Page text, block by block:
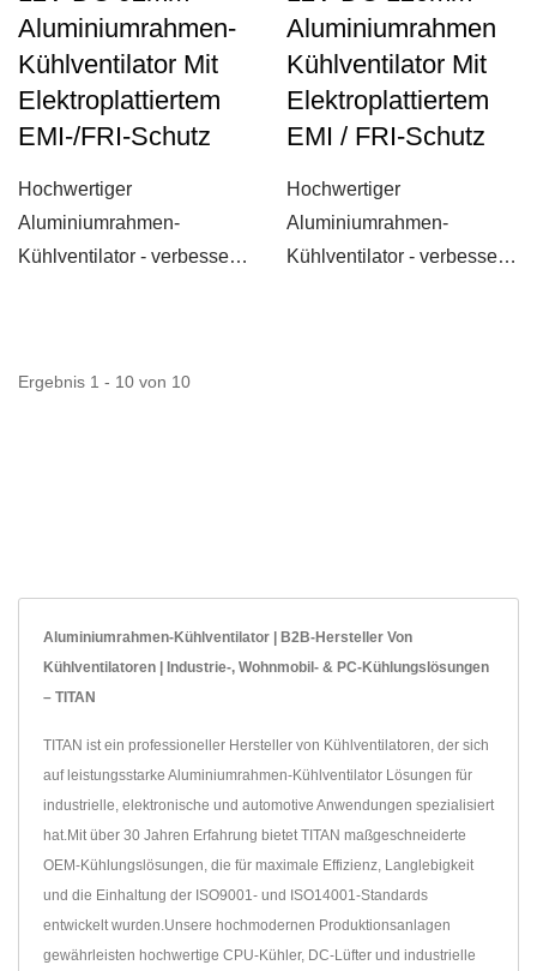
Aluminiumrahmen-
Kühlventilator Mit
Elektroplattiertem
EMI-/FRI-Schutz
Hochwertiger
Aluminiumrahmen-
Kühlventilator - verbesserte
Aluminiumrahmen
Kühlventilator Mit
Elektroplattiertem
EMI / FRI-Schutz
Hochwertiger
Aluminiumrahmen-
Kühlventilator - verbesserte
Ergebnis 1 - 10 von 10
Aluminiumrahmen-Kühlventilator | B2B-Hersteller Von
Kühlventilatoren | Industrie-, Wohnmobil- & PC-Kühlungslösungen
– TITAN
TITAN ist ein professioneller Hersteller von Kühlventilatoren, der sich
auf leistungsstarke Aluminiumrahmen-Kühlventilator Lösungen für
industrielle, elektronische und automotive Anwendungen spezialisiert
hat.Mit über 30 Jahren Erfahrung bietet TITAN maßgeschneiderte
OEM-Kühlungslösungen, die für maximale Effizienz, Langlebigkeit
und die Einhaltung der ISO9001- und ISO14001-Standards
entwickelt wurden.Unsere hochmodernen Produktionsanlagen
gewährleisten hochwertige CPU-Kühler, DC-Lüfter und industrielle